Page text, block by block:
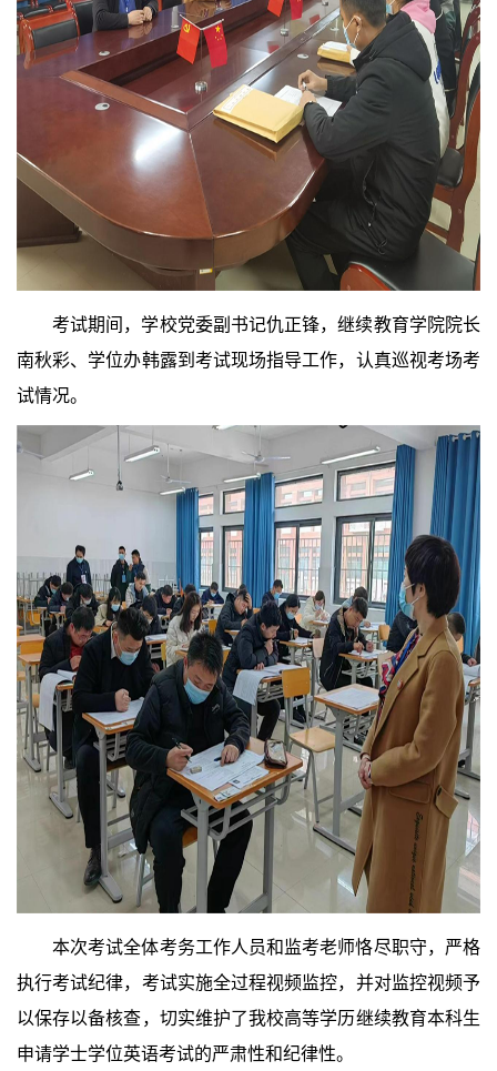
考试期间，学校党委副书记仇正锋，继续教育学院院长
南秋彩、学位办韩露到考试现场指导工作，认真巡视考场考
试情况。
本次考试全体考务工作人员和监考老师恪尽职守，严格
执行考试纪律，考试实施全过程视频监控，并对监控视频予
以保存以备核查，切实维护了我校高等学历继续教育本科生
申请学士学位英语考试的严肃性和纪律性。